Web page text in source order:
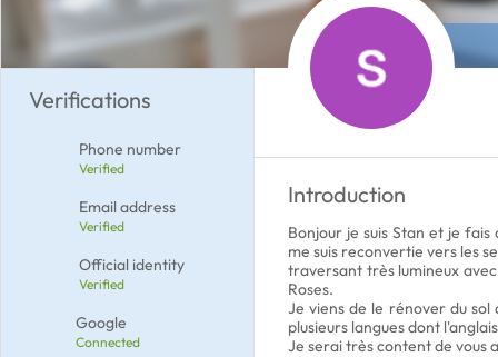
Verifications
Phone number
Verified
Email address
Verified
Official identity
Verified
Google
Connected
Introduction
Bonjour je suis Stan et je
me suis reconvertie vers les
traversant très lumineux
Roses.
Je viens de le rénover du
plusieurs langues dont
Je serai très content de vous